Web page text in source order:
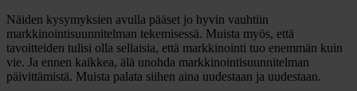
Näiden kysymyksien avulla pääset jo hyvin vauhtiin
markkinointisuunnitelman tekemisessä. Muista myös, että
tavoitteiden tulisi olla sellaisia, että markkinointi tuo enemmän kuin
vie. Ja ennen kaikkea, älä unohda markkinointisuunnitelman
päivittämistä. Muista palata siihen aina uudestaan ja uudestaan.